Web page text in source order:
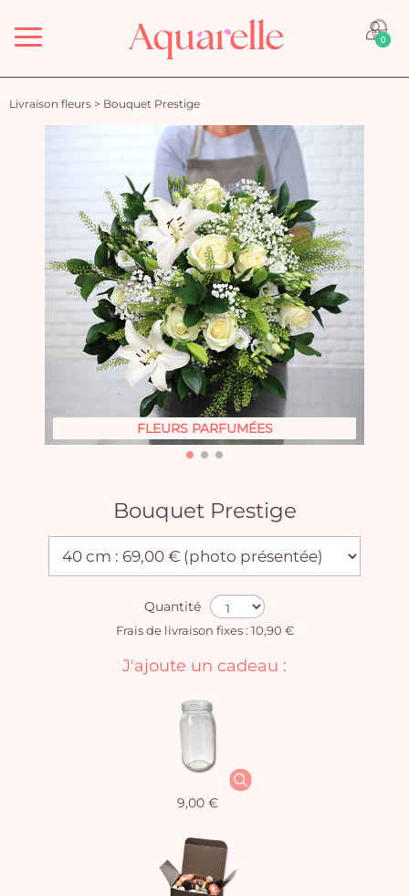
Menu 0
Livraison fleurs > Bouquet Prestige
FLEURS PARFUMÉES
Bouquet Prestige
Quantité
Frais de livraison fixes : 10,90 €
J'ajoute un cadeau :
9,00 €